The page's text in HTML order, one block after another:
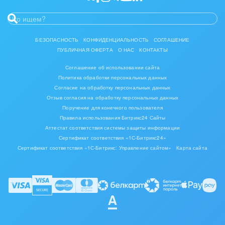
БЕЗОПАСНОСТЬ КОНФИДЕНЦИАЛЬНОСТЬ
СОГЛАШЕНИЕ
ПУБЛИЧНАЯ ОФЕРТА
О НАС КОНТАКТЫ
Соглашение об использовании сайта
Политика обработки персональных данных
Согласие на обработку персональных данных
Отзыв согласия на обработку персональных данных
Поручение для конечного пользователя
Правила использования Битрикс24 Сайты
Аттестат соответствия системы защиты информации
Сертификат соответствия «1С-Битрикс24»
Сертификат соответствия «1С-Битрикс: Управление сайтом»
Карта сайта